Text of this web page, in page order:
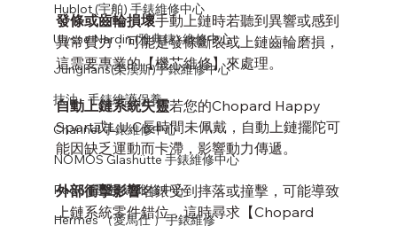
Hublot (宇舶) 手錶維修中心
Ulysse Nardin (雅典錶) 維修中心
Junghans(榮漢斯)手錶維修中心
抹油 - 手錶維護保養
Channel 手錶維修中心
NOMOS Glashütte 手錶維修中心
Rado (雷達錶) 維修中心
Hermès （愛馬仕 ）手錶維修
發條或齒輪損壞手動上鏈時若聽到異響或感到
異常費力，可能是發條斷裂或上鏈齒輪磨損，
這需要專業的【機芯維修】來處理。
自動上鏈系統失靈若您的Chopard Happy
Sport或L.U.C長時間未佩戴，自動上鏈擺陀可
能因缺乏運動而卡滯，影響動力傳遞。
外部衝擊影響名錶受到摔落或撞擊，可能導致
上鏈系統零件錯位，這時尋求【Chopard